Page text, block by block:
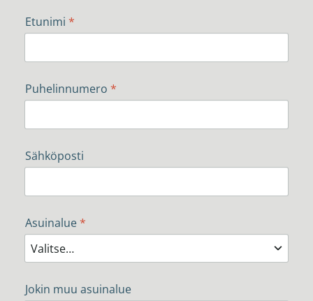
Etunimi *
Puhelinnumero *
Sähköposti
Asuinalue*
Jokin muu asuinalue